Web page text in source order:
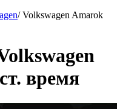
/Volkswagen Amarok
время